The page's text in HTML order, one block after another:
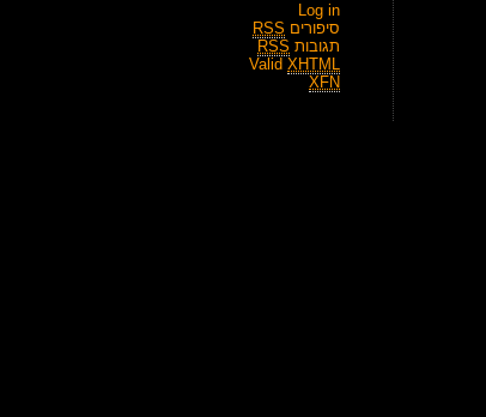
Log in
סיפורים RSS
תגובות RSS
ValidXHTML
XFN